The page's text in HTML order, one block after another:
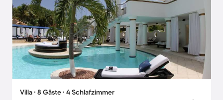
Villa ∙ 8 Gäste ∙ 4 Schlafzimmer